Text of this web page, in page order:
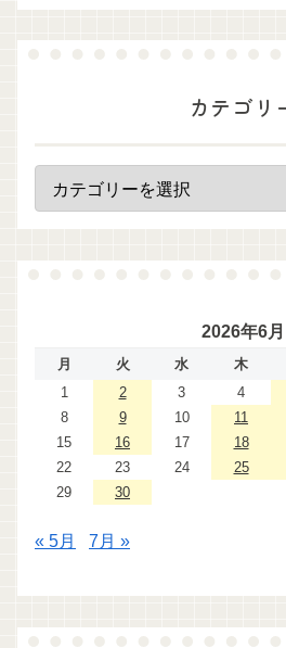
カテゴリ
2026年6月
月 火 水 木
1
2 3 4
8
9 10 11
15
16 17 18
22
23 24 25
29
30
« 5月 7月 »